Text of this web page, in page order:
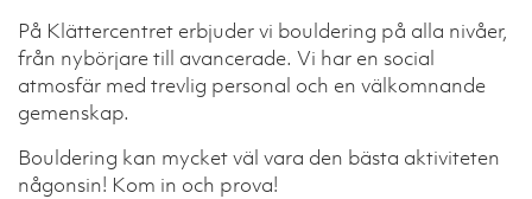
På Klättercentret erbjuder vi bouldering på alla nivåer,
från nybörjare till avancerade. Vi har en social
atmosfär med trevlig personal och en välkomnande
gemenskap.
Bouldering kan mycket väl vara den bästa aktiviteten
någonsin! Kom in och prova!